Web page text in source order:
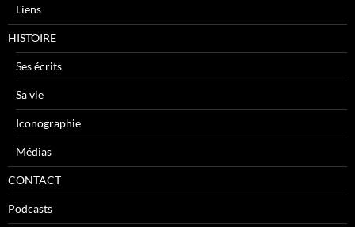
Liens
HISTOIRE
Ses écrits
Sa vie
Iconographie
Médias
CONTACT
Podcasts